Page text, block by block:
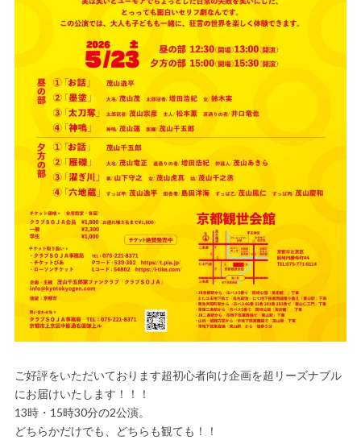
ご好評をいただいております超初心者向け企画を超リーズナブル
にお届けいたします！！！
13時・15時30分の2公演。
どちらかだけでも、どちらも観ても！！